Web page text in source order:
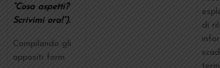
“Cosa aspetti?
Scrivimi ora!”).
Compilando gli
appositi form
di